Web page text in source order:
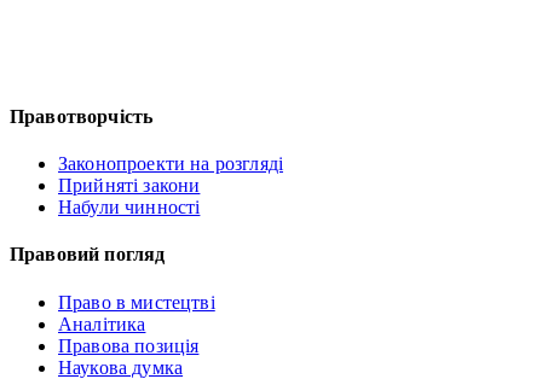
Правотворчість
Законопроекти на розгляді
Прийняті закони
Набули чинності
Правовий погляд
Право в мистецтві
Аналітика
Правова позиція
Наукова думка